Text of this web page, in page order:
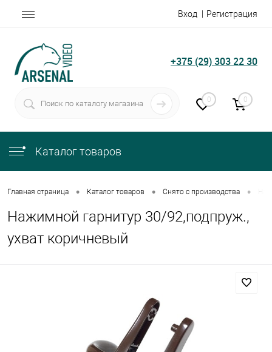
Вход Регистрация
+375 (29) 303 22 30
0 0
Каталог товаров
Главная страница • Каталог товаров • Снято с производства •
Нажимной гарнитур 30/92,подпруж.,
ухват коричневый